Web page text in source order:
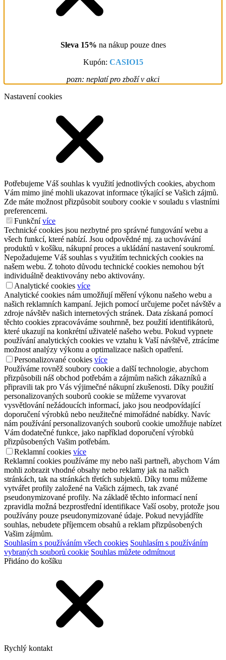
Sleva 15% na nákup pouze dnes
Kupón: CASIO15
pozn: neplatí pro zboží v akci
Nastavení cookies
Potřebujeme Váš souhlas k využití jednotlivých cookies, abychom
Vám mimo jiné mohli ukazovat informace týkající se Vašich zájmů.
Zde máte možnost přizpůsobit soubory cookie v souladu s vlastními
preferencemi.
Funkční více
Technické cookies jsou nezbytné pro správné fungování webu a
všech funkcí, které nabízí. Jsou odpovědné mj. za uchovávání
produktů v košíku, nákupní proces a ukládání nastavení soukromí.
Nepožadujeme Váš souhlas s využitím technických cookies na
našem webu. Z tohoto důvodu technické cookies nemohou být
individuálně deaktivovány nebo aktivovány.
Analytické cookies více
Analytické cookies nám umožňují měření výkonu našeho webu a
našich reklamních kampaní. Jejich pomocí určujeme počet návštěv a
zdroje návštěv našich internetových stránek. Data získaná pomocí
těchto cookies zpracováváme souhrnně, bez použití identifikátorů,
které ukazují na konkrétní uživatelé našeho webu. Pokud vypnete
používání analytických cookies ve vztahu k Vaší návštěvě, ztrácíme
možnost analýzy výkonu a optimalizace našich opatření.
Personalizované cookies více
Používáme rovněž soubory cookie a další technologie, abychom
přizpůsobili náš obchod potřebám a zájmům našich zákazníků a
připravili tak pro Vás výjimečné nákupní zkušenosti. Díky použití
personalizovaných souborů cookie se můžeme vyvarovat
vysvětlování nežádoucích informací, jako jsou neodpovídající
doporučení výrobků nebo neužitečné mimořádné nabídky. Navíc
nám používání personalizovaných souborů cookie umožňuje nabízet
Vám dodatečné funkce, jako například doporučení výrobků
přizpůsobených Vašim potřebám.
Reklamní cookies více
Reklamní cookies používáme my nebo naši partneři, abychom Vám
mohli zobrazit vhodné obsahy nebo reklamy jak na našich
stránkách, tak na stránkách třetích subjektů. Díky tomu můžeme
vytvářet profily založené na Vašich zájmech, tak zvané
pseudonymizované profily. Na základě těchto informací není
zpravidla možná bezprostřední identifikace Vaší osoby, protože jsou
používány pouze pseudonymizované údaje. Pokud nevyjádříte
souhlas, nebudete příjemcem obsahů a reklam přizpůsobených
Vašim zájmům.
Souhlasím s používáním všech cookies Souhlasím s používáním
vybraných souborů cookie Souhlas můžete odmítnout
Přidáno do košíku
Rychlý kontakt